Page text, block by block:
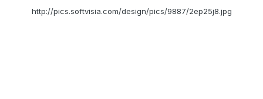
http://pics.softvisia.com/design/pics/9887/2ep25j8.jpg